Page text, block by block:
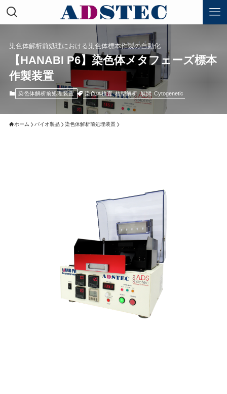
染色体解析前処理における染色体標本作製の自動化
【HANABI P6】染色体メタフェーズ標本
作製装置
染色体解析前処理装置 染色体検査 核型解析 展開 Cytogenetic
ホーム バイオ製品 染色体解析前処理装置